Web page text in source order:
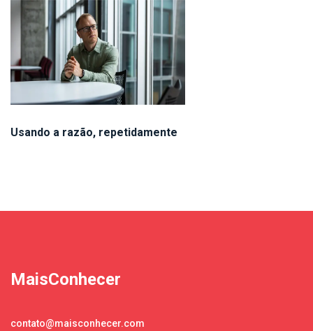
Usando a razão, repetidamente
MaisConhecer
contato@maisconhecer.com